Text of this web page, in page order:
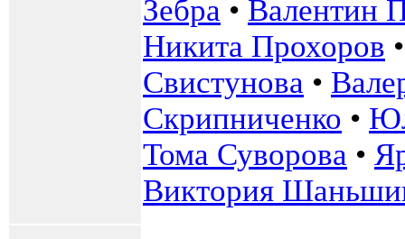
Зебра • Валентин
Никита Прохоров
Свистунова •
Скрипниченко •
Тома Суворова •
Виктория